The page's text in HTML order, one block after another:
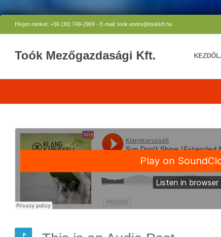
Hívjon minket: +36 (30) 749-2969 - E-mail: took.endre@tookkft.hu
Toók Mezőgazdasági Kft.